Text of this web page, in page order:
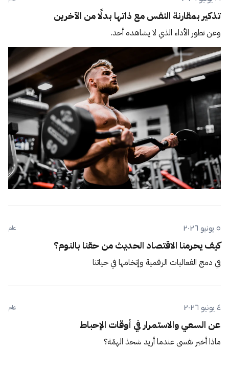
تذكير بمقارنة النفس مع ذاتها بدلًا من الآخرين
وعن تطور الأداء الذي لا يشاهده أحد.
٥ يونيو ٢٠٢٦ عام
كيف يحرمنا الاقتصاد الحديث من حقنا بالنوم؟
في دمج الفعاليات الرقمية وإتخامها في حياتنا
٤ يونيو ٢٠٢٦ عام
عن السعي والاستمرار في أوقات الإحباط
ماذا أخبر نفسي عندما أريد شحذ الهمّة؟